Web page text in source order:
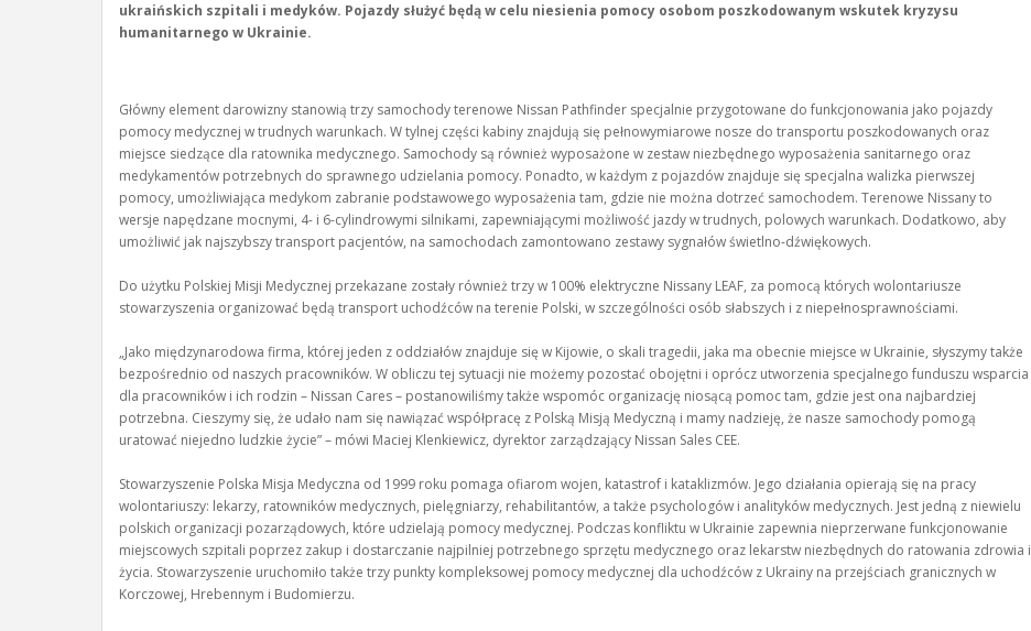
ukraińskich szpitali i medyków. Pojazdy służyć będą w celu niesienia pomocy osobom poszkodowanym wskutek kryzysu
humanitarnego w Ukrainie.
Główny element darowizny stanowią trzy samochody terenowe Nissan Pathfinder specjalnie przygotowane do funkcjonowania jako pojazdy
pomocy medycznej w trudnych warunkach. W tylnej części kabiny znajdują się pełnowymiarowe nosze do transportu poszkodowanych oraz
miejsce siedzące dla ratownika medycznego. Samochody są również wyposażone w zestaw niezbędnego wyposażenia sanitarnego oraz
medykamentów potrzebnych do sprawnego udzielania pomocy. Ponadto, w każdym z pojazdów znajduje się specjalna walizka pierwszej
pomocy, umożliwiająca medykom zabranie podstawowego wyposażenia tam, gdzie nie można dotrzeć samochodem. Terenowe Nissany to
wersje napędzane mocnymi, 4- i 6-cylindrowymi silnikami, zapewniającymi możliwość jazdy w trudnych, polowych warunkach. Dodatkowo, aby
umożliwić jak najszybszy transport pacjentów, na samochodach zamontowano zestawy sygnałów świetlno-dźwiękowych.
Do użytku Polskiej Misji Medycznej przekazane zostały również trzy w 100% elektryczne Nissany LEAF, za pomocą których wolontariusze
stowarzyszenia organizować będą transport uchodźców na terenie Polski, w szczególności osób słabszych i z niepełnosprawnościami.
„Jako międzynarodowa firma, której jeden z oddziałów znajduje się w Kijowie, o skali tragedii, jaka ma obecnie miejsce w Ukrainie, słyszymy także
bezpośrednio od naszych pracowników. W obliczu tej sytuacji nie możemy pozostać obojętni i oprócz utworzenia specjalnego funduszu wsparcia
dla pracowników i ich rodzin – Nissan Cares – postanowiliśmy także wspomóc organizację niosącą pomoc tam, gdzie jest ona najbardziej
potrzebna. Cieszymy się, że udało nam się nawiązać współpracę z Polską Misją Medyczną i mamy nadzieję, że nasze samochody pomogą
uratować niejedno ludzkie życie” – mówi Maciej Klenkiewicz, dyrektor zarządzający Nissan Sales CEE.
Stowarzyszenie Polska Misja Medyczna od 1999 roku pomaga ofiarom wojen, katastrof i kataklizmów. Jego działania opierają się na pracy
wolontariuszy: lekarzy, ratowników medycznych, pielęgniarzy, rehabilitantów, a także psychologów i analityków medycznych. Jest jedną z niewielu
polskich organizacji pozarządowych, które udzielają pomocy medycznej. Podczas konfliktu w Ukrainie zapewnia nieprzerwane funkcjonowanie
miejscowych szpitali poprzez zakup i dostarczanie najpilniej potrzebnego sprzętu medycznego oraz lekarstw niezbędnych do ratowania zdrowia i
życia. Stowarzyszenie uruchomiło także trzy punkty kompleksowej pomocy medycznej dla uchodźców z Ukrainy na przejściach granicznych w
Korczowej, Hrebennym i Budomierzu.